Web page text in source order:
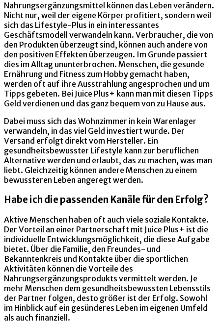
Nahrungsergänzungsmittel können das Leben verändern.
Nicht nur, weil der eigene Körper profitiert, sondern weil
sich das Lifestyle-Plus in ein interessantes
Geschäftsmodell verwandeln kann. Verbraucher, die von
den Produkten überzeugt sind, können auch andere von
den positiven Effekten überzeugen. Im Grunde passiert
dies im Alltag ununterbrochen. Menschen, die gesunde
Ernährung und Fitness zum Hobby gemacht haben,
werden oft auf ihre Ausstrahlung angesprochen und um
Tipps gebeten. Bei Juice Plus+ kann man mit diesen Tipps
Geld verdienen und das ganz bequem von zu Hause aus.
Dabei muss sich das Wohnzimmer in kein Warenlager
verwandeln, in das viel Geld investiert wurde. Der
Versand erfolgt direkt vom Hersteller. Ein
gesundheitsbewusster Lifestyle kann zur beruflichen
Alternative werden und erlaubt, das zu machen, was man
liebt. Gleichzeitig können andere Menschen zu einem
bewussteren Leben angeregt werden.
Habe ich die passenden Kanäle für den Erfolg?
Aktive Menschen haben oft auch viele soziale Kontakte.
Der Vorteil an einer Partnerschaft mit Juice Plus+ ist die
individuelle Entwicklungsmöglichkeit, die diese Aufgabe
bietet. Über die Familie, den Freundes- und
Bekanntenkreis und Kontakte über die sportlichen
Aktivitäten können die Vorteile des
Nahrungsergänzungsprodukts vermittelt werden. Je
mehr Menschen dem gesundheitsbewussten Lebensstils
der Partner folgen, desto größer ist der Erfolg. Sowohl
im Hinblick auf ein gesünderes Leben im eigenen Umfeld
als auch finanziell.